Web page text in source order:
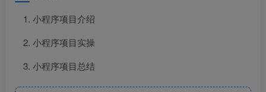
小程序项目介绍
小程序项目实操
小程序项目总结